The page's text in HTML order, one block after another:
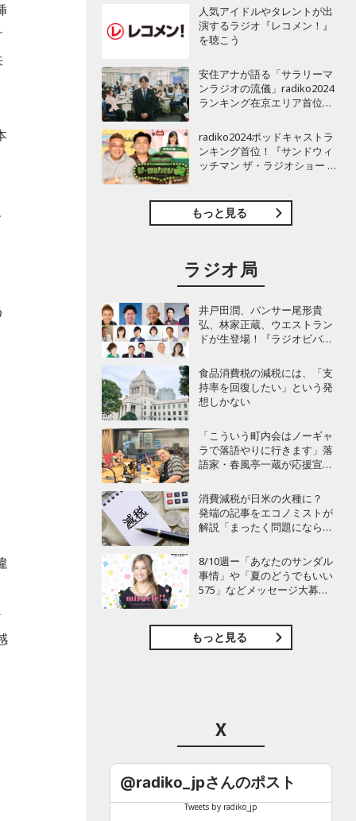
人気アイドルやタレントが出
演するラジオ『レコメン！』
を聴こう
安住アナが語る「サラリーマ
ンラジオの流儀」radiko2024
ランキング在京エリア首位
曜天国』インタビュー
radiko2024ポッドキャストラ
ンキング首位！『サンドウィ
ッチマン ザ・ラジオショー サ
もっと見る
ラジオ局
井戸田潤、パンサー尾形貴
弘、林家正蔵、ウエストラン
ドが生登場！『ラジオビバリ
食品消費税の減税には、「支
持率を回復したい」という発
想しかない
「こういう町内会はノーギャ
ラで落語やりに行きます」落
語家・春風亭一蔵が応援宣
消費減税が日米の火種に？
発端の記事をエコノミストが
解説「まったく問題にならな
8/10週ー「あなたのサンダル
事情」や「夏のどうでもいい
575」などメッセージ大募
もっと見る
X
@radiko_jpさんのポスト
Tweets by radiko_jp